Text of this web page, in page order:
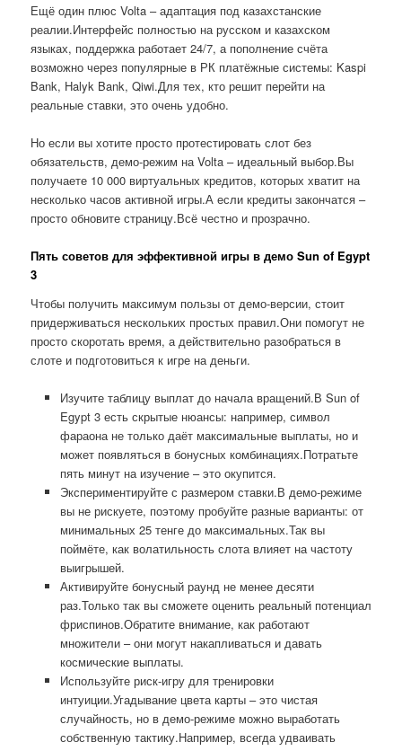
Ещё один плюс Volta – адаптация под казахстанские
реалии.Интерфейс полностью на русском и казахском
языках, поддержка работает 24/7, а пополнение счёта
возможно через популярные в РК платёжные системы: Kaspi
Bank, Halyk Bank, Qiwi.Для тех, кто решит перейти на
реальные ставки, это очень удобно.
Но если вы хотите просто протестировать слот без
обязательств, демо-режим на Volta – идеальный выбор.Вы
получаете 10 000 виртуальных кредитов, которых хватит на
несколько часов активной игры.А если кредиты закончатся –
просто обновите страницу.Всё честно и прозрачно.
Пять советов для эффективной игры в демо Sun of Egypt
3
Чтобы получить максимум пользы от демо-версии, стоит
придерживаться нескольких простых правил.Они помогут не
просто скоротать время, а действительно разобраться в
слоте и подготовиться к игре на деньги.
Изучите таблицу выплат до начала вращений.В Sun of
Egypt 3 есть скрытые нюансы: например, символ
фараона не только даёт максимальные выплаты, но и
может появляться в бонусных комбинациях.Потратьте
пять минут на изучение – это окупится.
Экспериментируйте с размером ставки.В демо-режиме
вы не рискуете, поэтому пробуйте разные варианты: от
минимальных 25 тенге до максимальных.Так вы
поймёте, как волатильность слота влияет на частоту
выигрышей.
Активируйте бонусный раунд не менее десяти
раз.Только так вы сможете оценить реальный потенциал
фриспинов.Обратите внимание, как работают
множители – они могут накапливаться и давать
космические выплаты.
Используйте риск-игру для тренировки
интуиции.Угадывание цвета карты – это чистая
случайность, но в демо-режиме можно выработать
собственную тактику.Например, всегда удваивать